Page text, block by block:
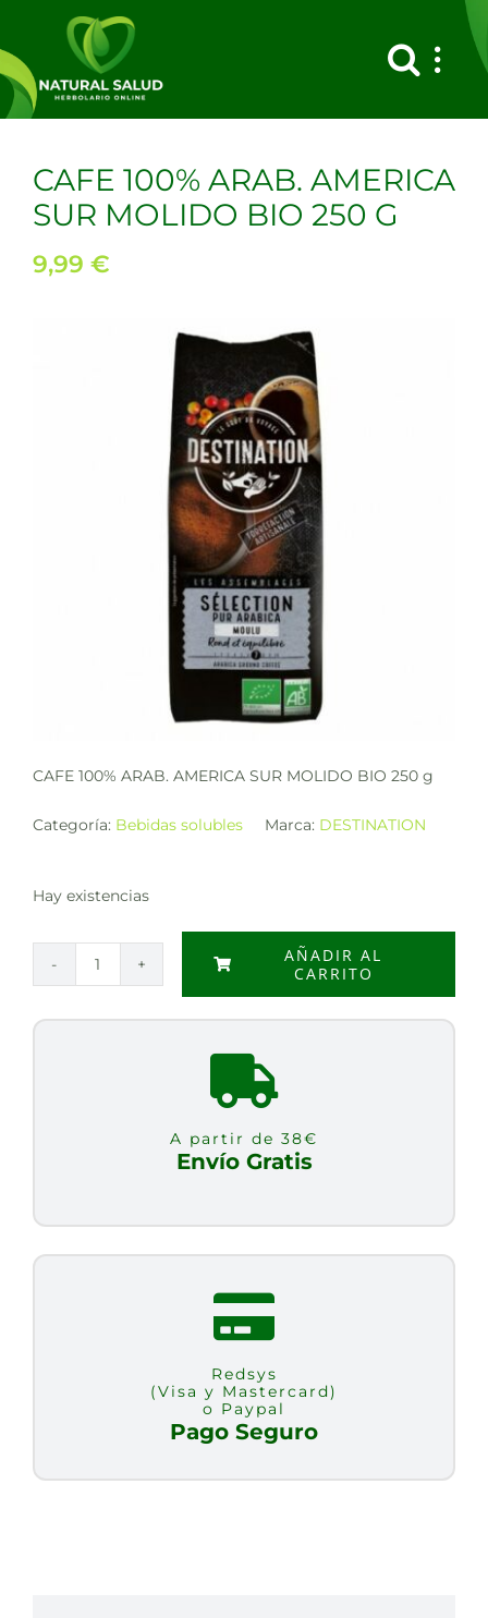
contenido
CAFE 100% ARAB. AMERICA
SUR MOLIDO BIO 250 G
9,99 €
CAFE 100% ARAB. AMERICA SUR MOLIDO BIO 250 g
Categoría: Bebidas solubles Marca: DESTINATION
Hay existencias
CAFE
AÑADIR AL
CARRITO
A partir de 38€
Envío Gratis
Redsys
(Visa y Mastercard)
o Paypal
Pago Seguro